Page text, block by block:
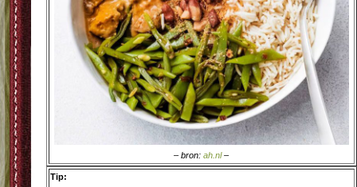
– bron:ah.nl–
Tip: